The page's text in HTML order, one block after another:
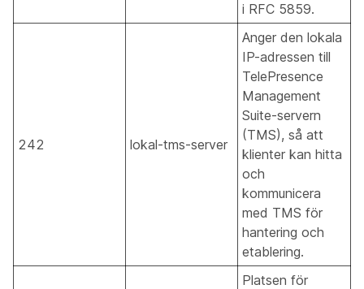
i RFC 5859.
242 lokal-tms-server
Anger den lokala
IP-adressen till
TelePresence
Management
Suite-servern
(TMS), så att
klienter kan hitta
och
kommunicera
med TMS för
hantering och
etablering.
Platsen för